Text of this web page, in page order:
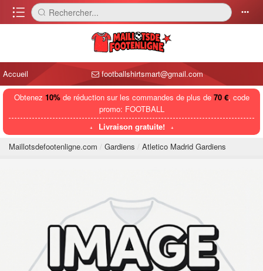
󰈍 󰅼 Rechercher... 󰄒
Accueil footballshirtsmart@gmail.com
Obtenez 10%de réduction sur les commandes de plus de 70 €, code
promo: FOOTBALL
Livraison gratuite!
Maillotsdefootenligne.com
Gardiens Atletico Madrid Gardiens